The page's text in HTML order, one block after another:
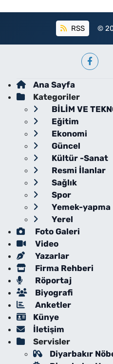
RSS ©
Ana Sayfa
Kategoriler
BİLİM VE
Eğitim
Ekonomi
Güncel
Kültür -Sanat
Resmi İlanlar
Sağlık
Spor
Yemek-yapma
Yerel
Foto Galeri
Video
Yazarlar
Firma Rehberi
Röportaj
Biyografi
Anketler
Künye
İletişim
Servisler
Diyarbakır